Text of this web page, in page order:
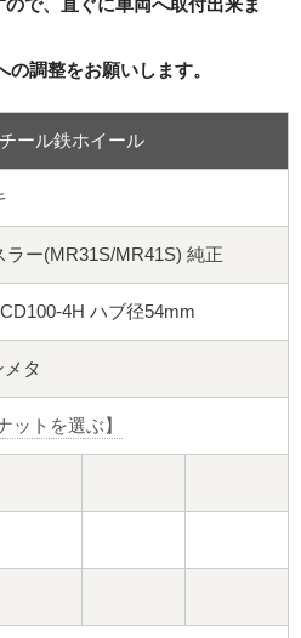
ール
ール
調整をお願いします。
ール鉄ホイール
ラー(MR31S/MR41S) 純正
4H ハブ径54mm
タ
ットを選ぶ】